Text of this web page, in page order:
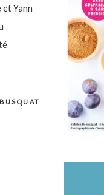
et Yann